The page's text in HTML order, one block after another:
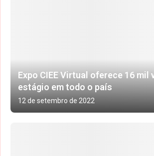
Expo CIEE Virtual oferece 16 mil
estágio em todo o país
12 de setembro de 2022